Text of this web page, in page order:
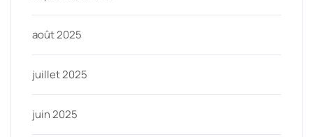
août 2025
juillet 2025
juin 2025